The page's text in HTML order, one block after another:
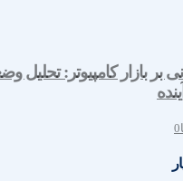
بر بازار کامپیوتر: تحلیل
0